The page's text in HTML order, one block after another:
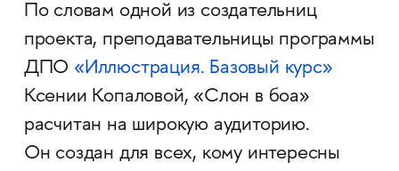
По словам одной из создательниц
проекта, преподавательницы программы
ДПО «Иллюстрация. Базовый курс»
Ксении Копаловой, «Слон в боа»
расчитан на широкую аудиторию.
Он создан для всех, кому интересны